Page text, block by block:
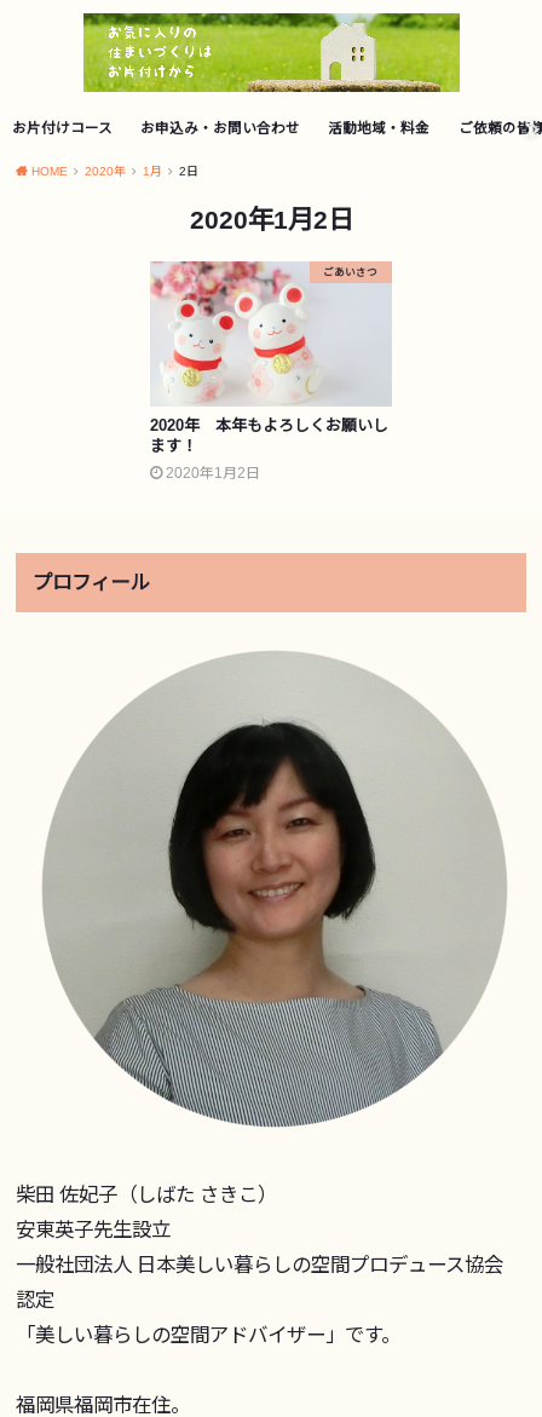
お片付けコース お申込み・お問い合わせ 活動地域・料金 ご依頼の皆
HOME 2020年 1月 2日
2020年1月2日
ごあいさつ
2020年 本年もよろしくお願いし
ます！
2020年1月2日
プロフィール
柴田 佐妃子（しばた さきこ）
安東英子先生設立
一般社団法人 日本美しい暮らしの空間プロデュース協会
認定
「美しい暮らしの空間アドバイザー」です。
福岡県福岡市在住。